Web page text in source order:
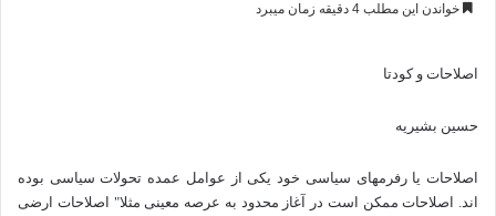
خواندن این مطلب 4 دقیقه زمان میبرد
اصلاحات و کودتا
حسین بشیریه
اصلاحات یا رفرمهای سیاسی خود یکی از عوامل عمده تحولات سیاسی بوده
اند. اصلاحات ممکن است در آغاز محدود به عرصه معینی مثلا" اصلاحات ارضی